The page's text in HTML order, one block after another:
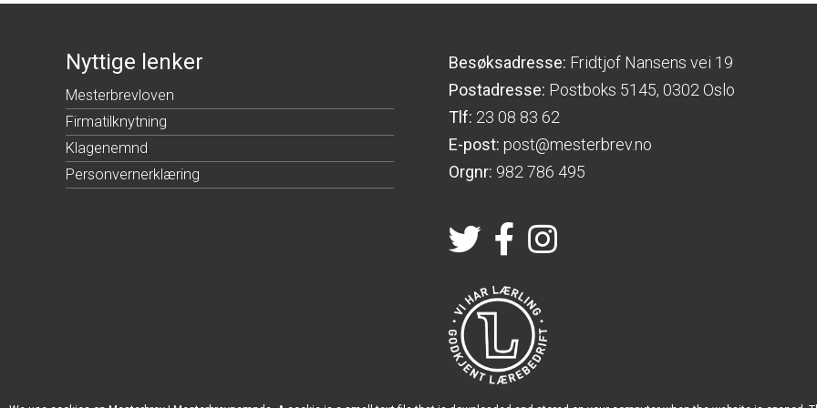
Nyttige lenker
Mesterbrevloven
Firmatilknytning
Klagenemnd
Personvernerklæring
Besøksadresse: Fridtjof Nansens vei 19
Postadresse: Postboks 5145, 0302 Oslo
Tlf: 23 08 83 62
E-post: post@mesterbrev.no
Orgnr: 982 786 495